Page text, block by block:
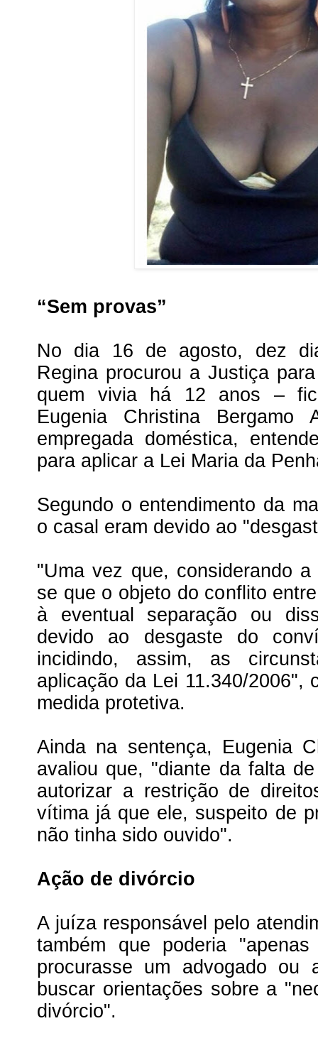
“Sem provas”
No dia 16 de agosto, dez
Regina procurou a Justiça
quem vivia há 12 anos –
Eugenia Christina Bergamo
empregada doméstica,
para aplicar a Lei Maria da
Segundo o entendimento da
o casal eram devido ao
"Uma vez que, considerando
se que o objeto do conflito
à eventual separação ou
devido ao desgaste do
incidindo, assim, as
aplicação da Lei 11.340/2006",
medida protetiva.
Ainda na sentença, Eugenia
avaliou que, "diante da falta
autorizar a restrição de
vítima já que ele, suspeito de
não tinha sido ouvido".
Ação de divórcio
A juíza responsável pelo
também que poderia
procurasse um advogado ou
buscar orientações sobre a
divórcio".